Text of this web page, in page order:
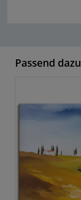
Passend dazu